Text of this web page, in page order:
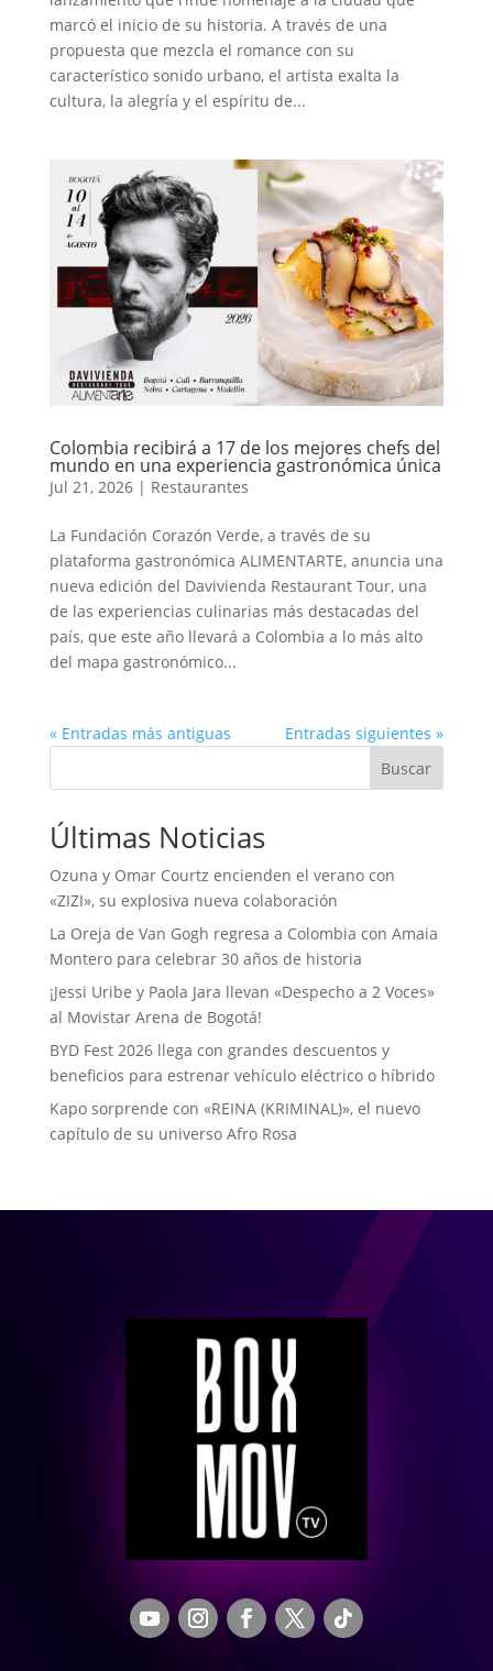
marcó el inicio de su historia. A través de una
propuesta que mezcla el romance con su
característico sonido urbano, el artista exalta la
cultura, la alegría y el espíritu de...
Colombia recibirá a 17 de los mejores chefs del
mundo en una experiencia gastronómica única
Jul 21, 2026| Restaurantes
La Fundación Corazón Verde, a través de su
plataforma gastronómica ALIMENTARTE, anuncia una
nueva edición del Davivienda Restaurant Tour, una
de las experiencias culinarias más destacadas del
país, que este año llevará a Colombia a lo más alto
del mapa gastronómico...
« Entradas más antiguas
Entradas siguientes »
Buscar
Últimas Noticias
Ozuna y Omar Courtz encienden el verano con
«ZIZI», su explosiva nueva colaboración
La Oreja de Van Gogh regresa a Colombia con Amaia
Montero para celebrar 30 años de historia
¡Jessi Uribe y Paola Jara llevan «Despecho a 2 Voces»
al Movistar Arena de Bogotá!
BYD Fest 2026 llega con grandes descuentos y
beneficios para estrenar vehículo eléctrico o híbrido
Kapo sorprende con «REINA (KRIMINAL)», el nuevo
capítulo de su universo Afro Rosa